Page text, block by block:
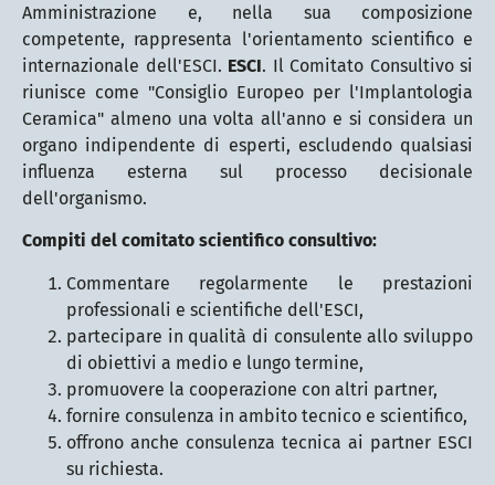
Amministrazione e, nella sua composizione
competente, rappresenta l'orientamento scientifico e
internazionale dell'ESCI. ESCI. Il Comitato Consultivo si
riunisce come "Consiglio Europeo per l'Implantologia
Ceramica" almeno una volta all'anno e si considera un
organo indipendente di esperti, escludendo qualsiasi
influenza esterna sul processo decisionale
dell'organismo.
Compiti del comitato scientifico consultivo:
Commentare regolarmente le prestazioni
professionali e scientifiche dell'ESCI,
partecipare in qualità di consulente allo sviluppo
di obiettivi a medio e lungo termine,
promuovere la cooperazione con altri partner,
fornire consulenza in ambito tecnico e scientifico,
offrono anche consulenza tecnica ai partner ESCI
su richiesta.